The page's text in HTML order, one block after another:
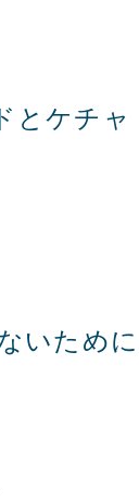
とケチャ
いために